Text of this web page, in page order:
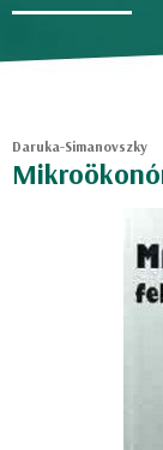
Daruka-Simanovszky